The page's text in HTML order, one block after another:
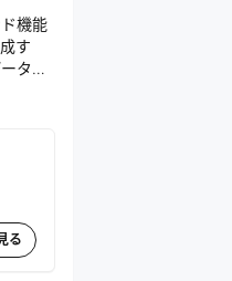
機能
す
タと
る